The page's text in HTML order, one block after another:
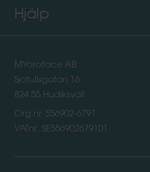
Hjälp
MYoroface AB
Sjötullsgatan 16
824 55 Hudiksvall
Org.nr. 556902-6791
VATnr: SE556902679101